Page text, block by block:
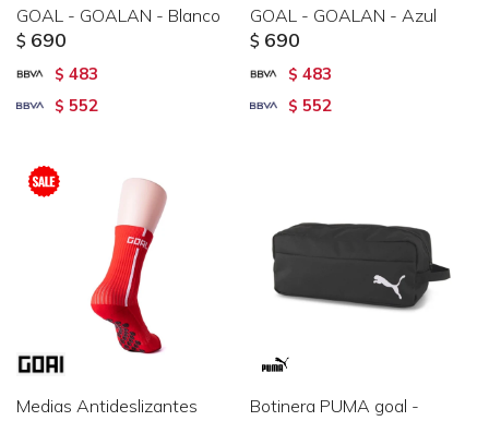
GOAL - GOALAN - Blanco
$ 690
$ 483
$ 552
GOAL - GOALAN - Azul
$ 690
$ 483
$ 552
Medias Antideslizantes
Botinera PUMA goal -